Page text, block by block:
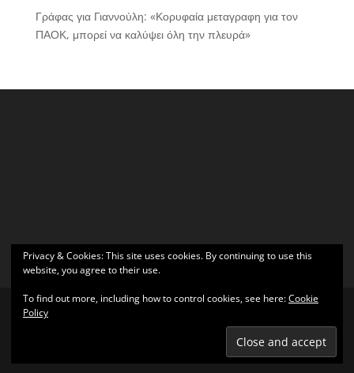
Γράφας για Γιαννούλη: «Κορυφαία μεταγραφη για τον
ΠΑΟΚ, μπορεί να καλύψει όλη την πλευρά»
| Υποστηρίζεται από
Privacy & Cookies: This site uses cookies. By continuing to use this
website, you agree to their use.
To find out more, including how to control cookies, see here:Cookie
Policy